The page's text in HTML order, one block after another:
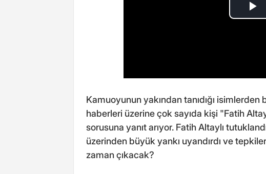
Kamuoyunun yakından tanıdığı isimlerden
haberleri üzerine çok sayıda kişi "Fatih
sorusuna yanıt arıyor. Fatih Altaylı
üzerinden büyük yankı uyandırdı ve
zaman çıkacak?